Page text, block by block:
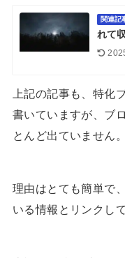
関連記
れて
上記の記事も、特化
書いていますが、ブ
とんど出ていません。
理由はとても簡単で
いる情報とリンクし